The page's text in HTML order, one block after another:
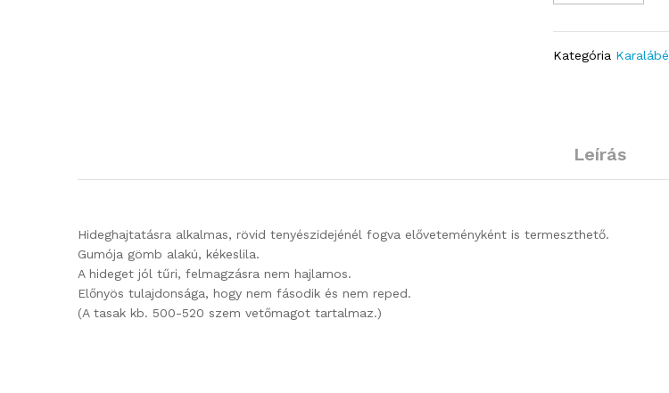
Kategória Karalábé
Leírás
Hideghajtatásra alkalmas, rövid tenyészidejénél fogva előveteményként is termeszthető.
Gumója gömb alakú, kékeslila.
A hideget jól tűri, felmagzásra nem hajlamos.
Előnyös tulajdonsága, hogy nem fásodik és nem reped.
(A tasak kb. 500-520 szem vetőmagot tartalmaz.)